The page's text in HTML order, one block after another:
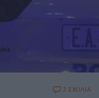
2 ΣΧΟΛΙΑ